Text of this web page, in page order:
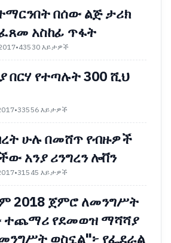
በሰው ልጅ ታሪክ
አስከፊ ጥፋት
•43530 እይታዎች
በርሃ የተጣሉት 300 ሺህ
•33556 እይታዎች
ሁሉ በመሸጥ የብዙዎች
አንያ ሪንግረን ሎቨን
•31545 እይታዎች
2018 ጀምሮ ለመንግሥት
የደመወዝ ማሻሻያ